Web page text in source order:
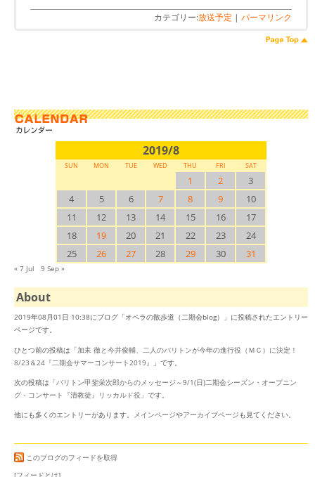
カテゴリー:放送予定 | パーマリンク
2019/8
SUN MON TUE WED THU FRI SAT
1 2
3
4
5 6 7 8 9
10
11
12 13 14 15 16
17
18
19 20 21 22 23
24
25
26 27 28 29 30 31
« 7 Jul 9 Sep »
About
2019年08月01日 10:38にブログ「オペラの散歩道（二期会blog）」に投稿されたエントリー
ページです。
ひとつ前の投稿は「加耒 徹と今井俊輔、二人のバリトンが今年の進行役（ＭＣ）に決定！
8/23＆24『二期会サマーコンサート2019』
」です。
次の投稿は「バリトン甲斐栄次郎からのメッセージ～9/1(日)二期会シーズン・オープニン
グ・コンサート『清教徒』リッカルド役 」です。
他にも多くのエントリーがあります。 メインページやアーカイブページ も見てください。
このブログのフィードを取得
[フィードとは]